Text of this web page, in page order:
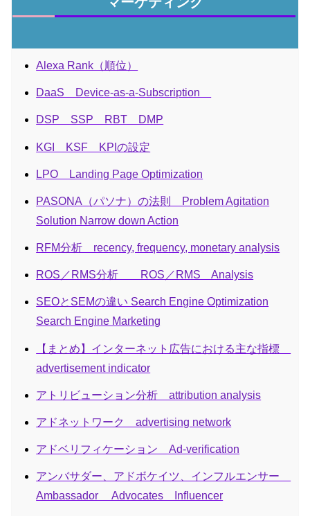
Alexa Rank（順位）
DaaS Device-as-a-Subscription
DSP SSP RBT DMP
KGI KSF KPIの設定
LPO Landing Page Optimization
PASONA（パソナ）の法則 Problem Agitation
Solution Narrow down Action
RFM分析 recency, frequency, monetary analysis
ROS／RMS分析 ROS／RMS Analysis
SEOとSEMの違い Search Engine Optimization
Search Engine Marketing
【まとめ】インターネット広告における主な指標
advertisement indicator
アトリビューション分析 attribution analysis
アドネットワーク advertising network
アドベリフィケーション Ad-verification
アンバサダー、アドボケイツ、インフルエンサー
Ambassador Advocates Influencer